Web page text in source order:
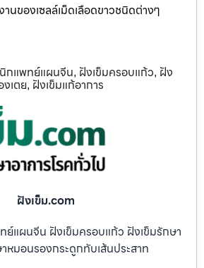
นของเซลล์เม็ดเลือดขาวชนิดต่างๆ
กแพทย์แผนจีน, ฝังเข็มครอบแก้ว, ฝัง
เตย, ฝังเข็มแก้อาการ
ฝังเข็ม.com
แผนจีน ฝังเข็มครอบแก้ว ฝังเข็มรักษา
หมอนรองกระดูกทับเส้นประสาท